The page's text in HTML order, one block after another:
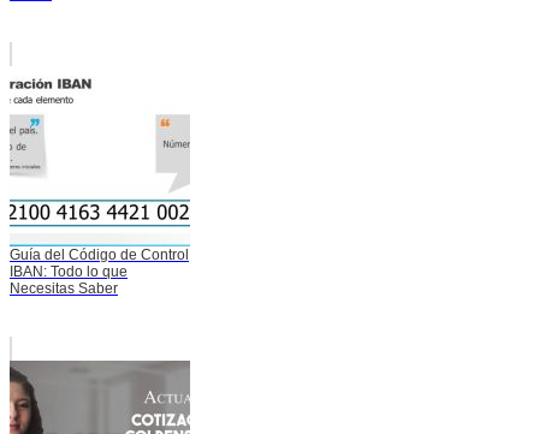
Guía del Código de Control
IBAN: Todo lo que
Necesitas Saber